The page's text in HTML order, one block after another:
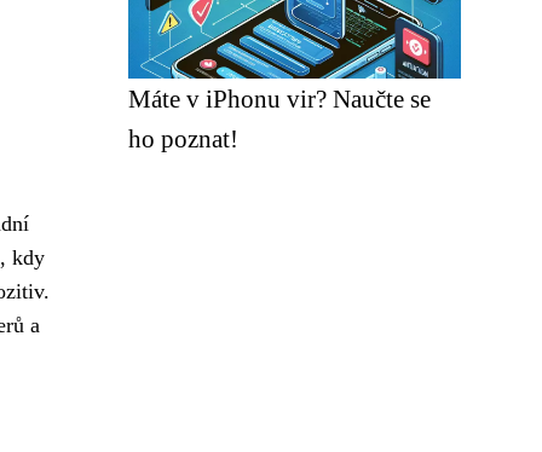
kdy
a
Máte v iPhonu vir? Naučte se
ho poznat!